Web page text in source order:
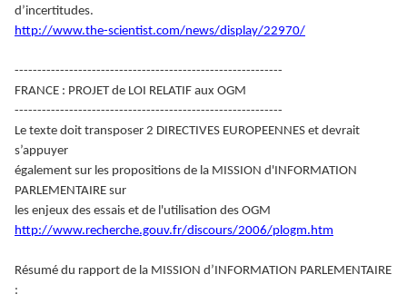
d’incertitudes.
http://www.the-scientist.com/news/display/22970/
-----------------------------------------------------------
FRANCE : PROJET de LOI RELATIF aux OGM
-----------------------------------------------------------
Le texte doit transposer 2 DIRECTIVES EUROPEENNES et devrait
s’appuyer
également sur les propositions de la MISSION d'INFORMATION
PARLEMENTAIRE sur
les enjeux des essais et de l'utilisation des OGM
http://www.recherche.gouv.fr/discours/2006/plogm.htm
Résumé du rapport de la MISSION d’INFORMATION PARLEMENTAIRE
: